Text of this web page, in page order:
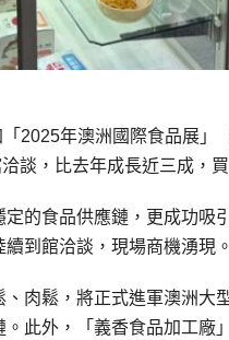
2025年澳洲國際食品展」
談，比去年成長近三成，
的食品供應鏈，更成功吸
到館洽談，現場商機湧現。
肉鬆，將正式進軍澳洲大
此外，「義香食品加工廠